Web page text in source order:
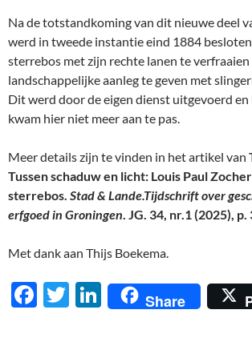
Na de totstandkoming van dit nieuwe deel
werd in tweede instantie eind 1884
sterrebos met zijn rechte lanen te verfraaien
landschappelijke aanleg te geven met
Dit werd door de eigen dienst uitgevoerd en
kwam hier niet meer aan te pas.
Meer details zijn te vinden in het artikel van
Tussen schaduw en licht: Louis Paul
sterrebos. Stad & Lande.Tijdschrift over
erfgoed in Groningen . JG. 34, nr.1 (2025), p.
Met dank aan Thijs Boekema.
F
T
Li
n
Share